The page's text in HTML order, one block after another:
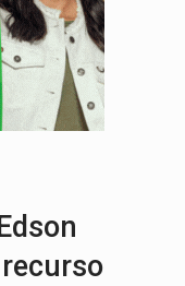
membro do CV com arma e drogas
com a APAE para ampliar ações
no combate a drones durante